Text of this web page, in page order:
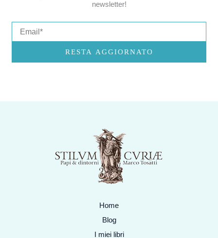
newsletter!
RESTA AGGIORNATO
Home
Blog
I miei libri